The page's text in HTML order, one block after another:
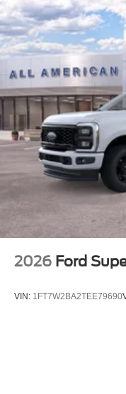
2026 Ford
VIN: 1FT7W2BA2TEE79690